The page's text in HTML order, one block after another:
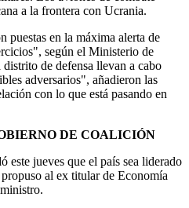
a la frontera con Ucrania.
puestas en la máxima alerta de
según el Ministerio de
de defensa llevan a cabo
adversarios", añadieron las
con lo que está pasando en
DE COALICIÓN
este jueves que el país sea liderado
al ex titular de Economía